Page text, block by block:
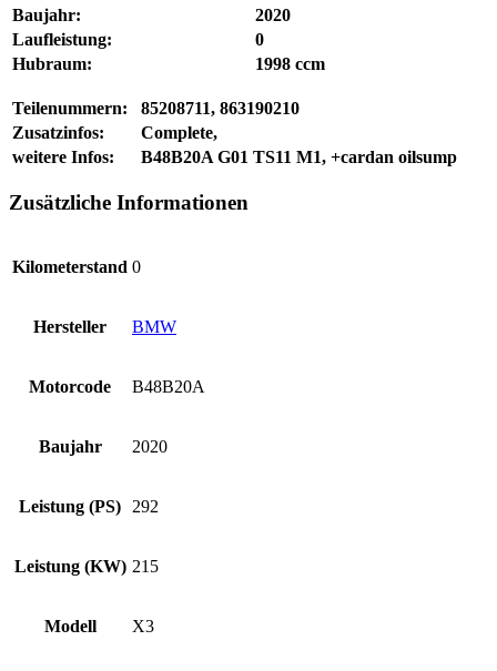
Baujahr:
2020
Laufleistung:
0
Hubraum:
1998 ccm
Teilenummern:
85208711, 863190210
Zusatzinfos:
Complete,
weitere Infos:
B48B20A G01 TS11 M1, +cardan oilsump
Zusätzliche Informationen
Kilometerstand 0
Hersteller BMW
Motorcode B48B20A
Baujahr 2020
Leistung (PS) 292
Leistung (KW) 215
Modell X3